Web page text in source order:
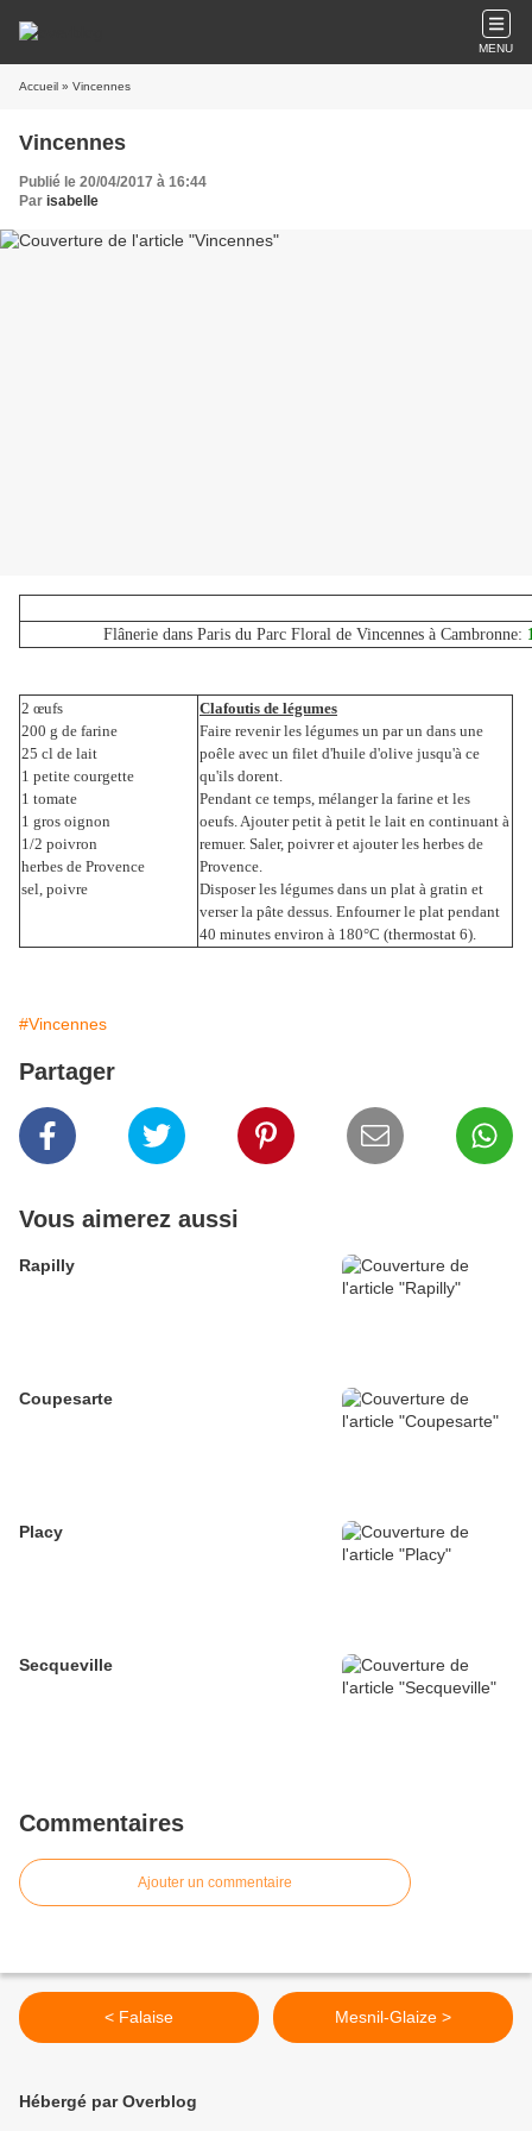
MENU
Accueil » Vincennes
Vincennes
Publié le 20/04/2017 à 16:44
Par isabelle
Flânerie dans Paris du Parc Floral de Vincennes à Cambronne:
2 œufs
200 g de farine
25 cl de lait
1 petite courgette
1 tomate
1 gros oignon
1/2 poivron
herbes de Provence
sel, poivre
Clafoutis de légumes
Faire revenir les légumes un par un dans une
poêle avec un filet d'huile d'olive jusqu'à ce
qu'ils dorent.
Pendant ce temps, mélanger la farine et les
oeufs. Ajouter petit à petit le lait en continuant à
remuer. Saler, poivrer et ajouter les herbes de
Provence.
Disposer les légumes dans un plat à gratin et
verser la pâte dessus. Enfourner le plat pendant
40 minutes environ à 180°C (thermostat 6).
#Vincennes
Partager
Vous aimerez aussi
Rapilly
Coupesarte
Placy
Secqueville
Commentaires
Ajouter un commentaire
< Falaise Mesnil-Glaize >
Hébergé par Overblog